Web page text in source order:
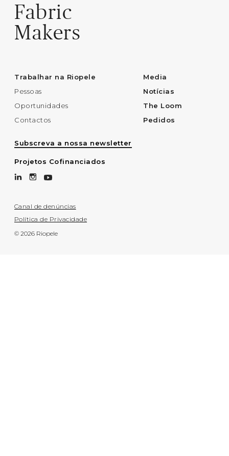
Fabric
Makers
Trabalhar na Riopele
Pessoas
Oportunidades
Contactos
Media
Notícias
The Loom
Pedidos
Subscreva a nossa newsletter
Projetos Cofinanciados
Canal de denúncias
Política de Privacidade
© 2026 Riopele